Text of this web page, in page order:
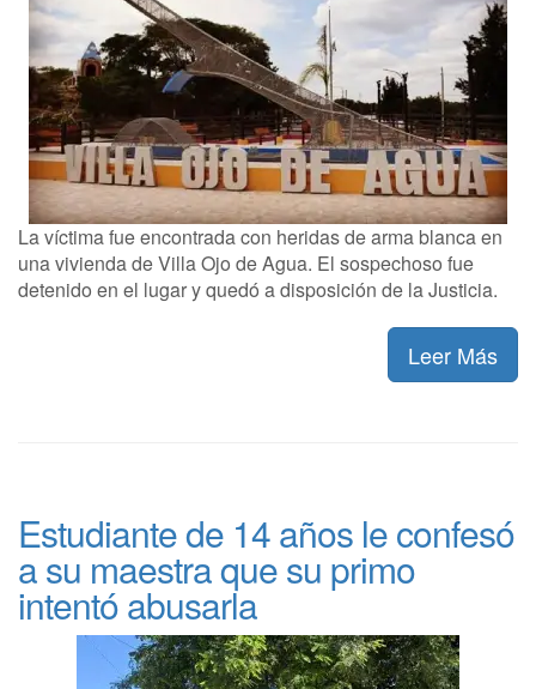
La víctima fue encontrada con heridas de arma blanca en
una vivienda de Villa Ojo de Agua. El sospechoso fue
detenido en el lugar y quedó a disposición de la Justicia.
Leer Más
Estudiante de 14 años le confesó
a su maestra que su primo
intentó abusarla